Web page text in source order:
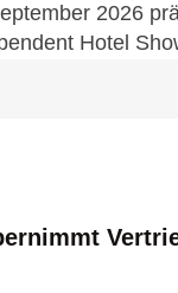
2026
Hotel